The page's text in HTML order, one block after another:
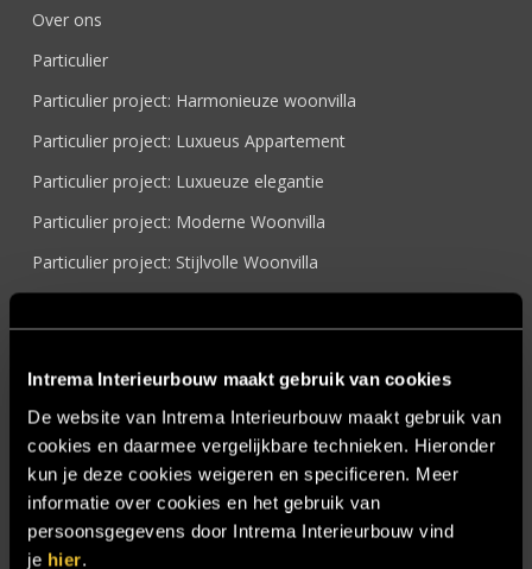
Intrema Interieurbouw maakt gebruik van cookies
De website van Intrema Interieurbouw maakt gebruik van
cookies en daarmee vergelijkbare technieken. Hieronder
kun je deze cookies weigeren en specificeren. Meer
informatie over cookies en het gebruik van
persoonsgegevens door Intrema Interieurbouw vind
je hier.
Over ons
Particulier
Particulier project: Harmonieuze woonvilla
Particulier project: Luxueus Appartement
Particulier project: Luxueuze elegantie
Particulier project: Moderne Woonvilla
Particulier project: Stijlvolle Woonvilla
Referenties
Samenwerken
Sensire
Showroom
SIDN